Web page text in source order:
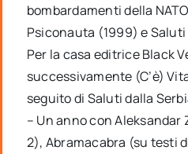
bombardamenti della
Psiconauta (1999) e
Per la casa editrice Black
successivamente (C’è)
seguito di Saluti dalla
– Un anno con Aleksandar
2), Abramacabra (su testi